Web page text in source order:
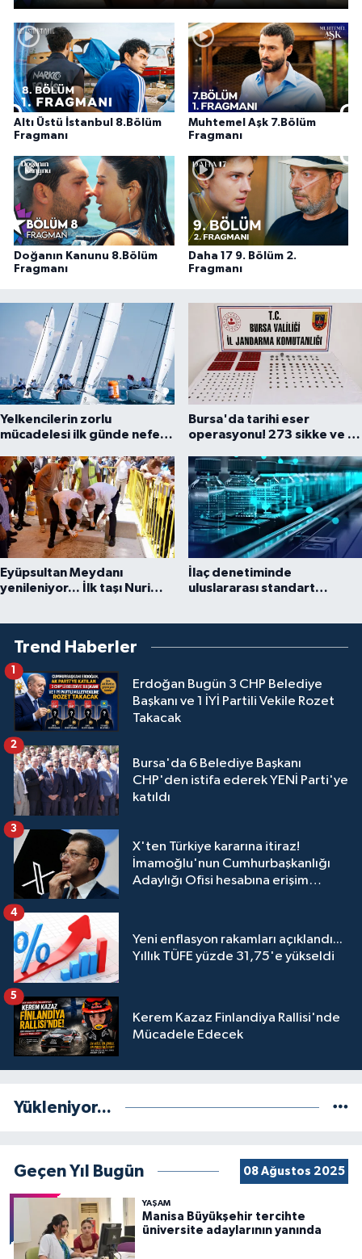
Altı Üstü İstanbul 8.Bölüm
Fragmanı
Muhtemel Aşk 7.Bölüm
Fragmanı
Doğanın Kanunu 8.Bölüm
Fragmanı
Daha 17 9. Bölüm 2.
Fragmanı
Yelkencilerin zorlu
mücadelesi ilk günde nefes
Bursa'da tarihi eser
operasyonu! 273 sikke ve 18
Eyüpsultan Meydanı
yenileniyor... İlk taşı Nuri
İlaç denetiminde
uluslararası standart
Trend Haberler
Erdoğan Bugün 3 CHP Belediye
Başkanı ve 1 İYİ Partili Vekile Rozet
Takacak
1
Bursa'da 6 Belediye Başkanı
CHP'den istifa ederek YENİ Parti'ye
katıldı
2
X'ten Türkiye kararına itiraz!
İmamoğlu'nun Cumhurbaşkanlığı
Adaylığı Ofisi hesabına erişim
3
Yeni enflasyon rakamları açıklandı...
Yıllık TÜFE yüzde 31,75'e yükseldi
4
Kerem Kazaz Finlandiya Rallisi'nde
Mücadele Edecek
5
Yükleniyor...
Geçen Yıl Bugün 08 Ağustos 2025
YAŞAM
Manisa Büyükşehir tercihte
üniversite adaylarının yanında